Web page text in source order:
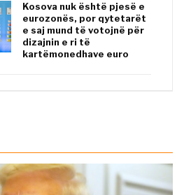
Kosova nuk është pjesë e
eurozonës, por qytetarët
e saj mund të votojnë për
dizajnin e ri të
kartëmonedhave euro